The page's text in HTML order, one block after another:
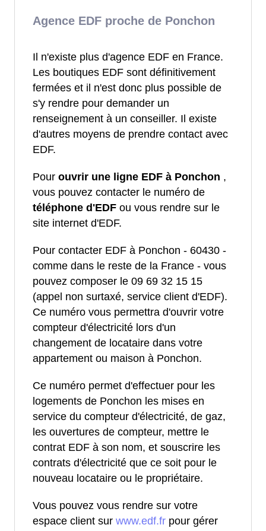
Agence EDF proche de Ponchon
Il n'existe plus d'agence EDF en France.
Les boutiques EDF sont définitivement
fermées et il n'est donc plus possible de
s'y rendre pour demander un
renseignement à un conseiller. Il existe
d'autres moyens de prendre contact avec
EDF.
Pour ouvrir une ligne EDF à Ponchon ,
vous pouvez contacter le numéro de
téléphone d'EDF ou vous rendre sur le
site internet d'EDF.
Pour contacter EDF à Ponchon - 60430 -
comme dans le reste de la France - vous
pouvez composer le 09 69 32 15 15
(appel non surtaxé, service client d'EDF).
Ce numéro vous permettra d'ouvrir votre
compteur d'électricité lors d'un
changement de locataire dans votre
appartement ou maison à Ponchon.
Ce numéro permet d'effectuer pour les
logements de Ponchon les mises en
service du compteur d'électricité, de gaz,
les ouvertures de compteur, mettre le
contrat EDF à son nom, et souscrire les
contrats d'électricité que ce soit pour le
nouveau locataire ou le propriétaire.
Vous pouvez vous rendre sur votre
espace client sur www.edf.fr pour gérer